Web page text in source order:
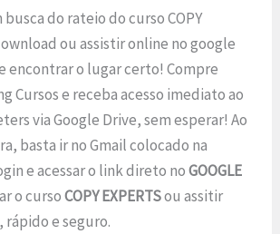
busca do rateio do curso COPY
ou assistir online no google
encontrar o lugar certo! Compre
Cursos e receba acesso imediato ao
via Google Drive, sem esperar! Ao
basta ir no Gmail colocado na
e acessar o link direto noGOOGLE
o cursoCOPY EXPERTSou assitir
e seguro.